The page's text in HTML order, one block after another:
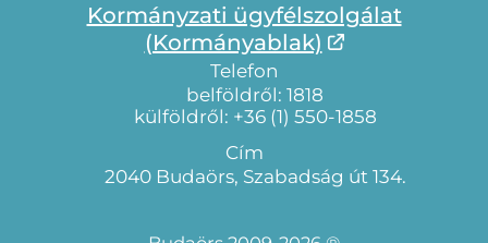
Kormányzati ügyfélszolgálat
(Kormányablak)
Telefon
belföldről: 1818
külföldről: +36 (1) 550-1858
Cím
2040 Budaörs, Szabadság út 134.